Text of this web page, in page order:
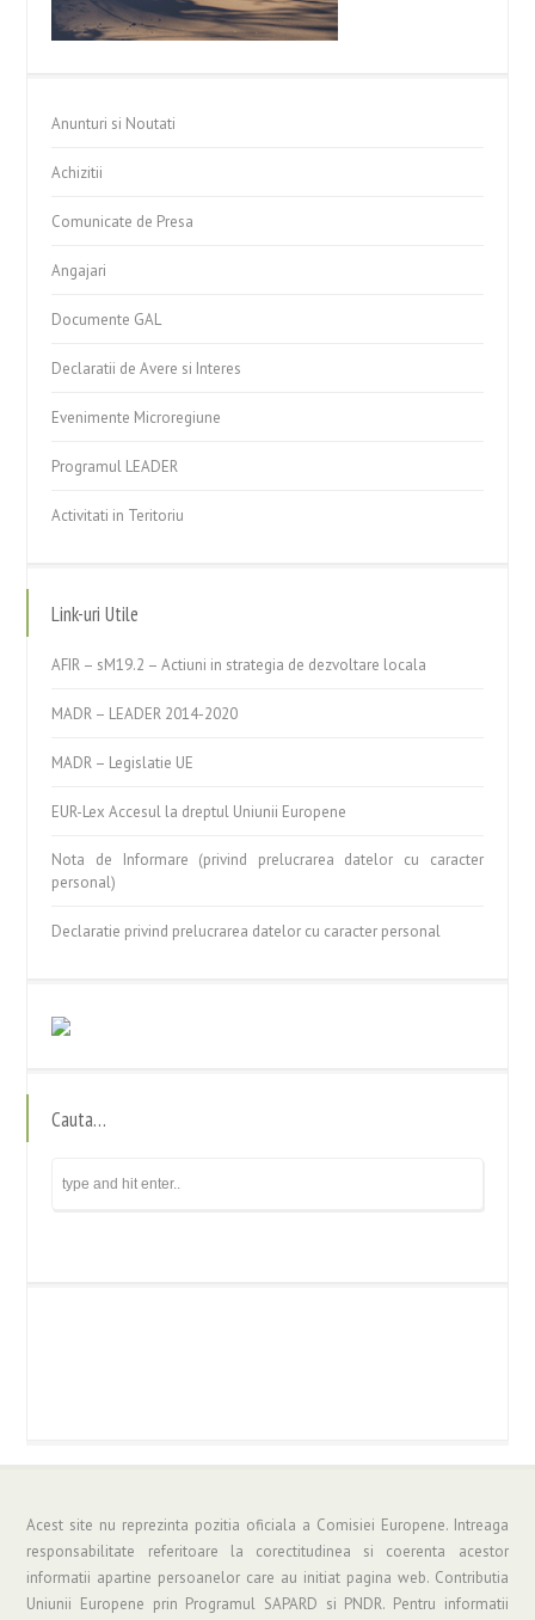
Anunturi si Noutati
Achizitii
Comunicate de Presa
Angajari
Documente GAL
Declaratii de Avere si Interes
Evenimente Microregiune
Programul LEADER
Activitati in Teritoriu
Link-uri Utile
AFIR – sM19.2 – Actiuni in strategia de dezvoltare locala
MADR – LEADER 2014-2020
MADR – Legislatie UE
EUR-Lex Accesul la dreptul Uniunii Europene
Nota de Informare (privind prelucrarea datelor cu caracter
personal)
Declaratie privind prelucrarea datelor cu caracter personal
Cauta…
Acest site nu reprezinta pozitia oficiala a Comisiei Europene. Intreaga
responsabilitate referitoare la corectitudinea si coerenta acestor
informatii apartine persoanelor care au initiat pagina web. Contributia
Uniunii Europene prin Programul SAPARD si PNDR. Pentru informatii